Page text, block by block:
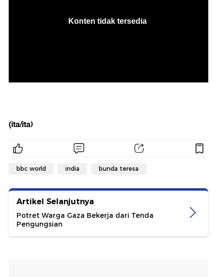
(ita/ita)
bbc world india bunda teresa
Artikel Selanjutnya
Potret Warga Gaza Bekerja dari Tenda
Pengungsian